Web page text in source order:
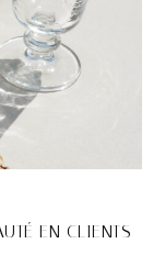
EN CLIENTS